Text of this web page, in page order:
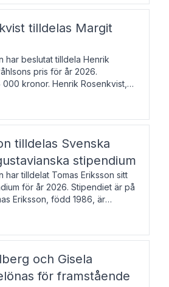
tilldelas Margit
har beslutat tilldela Henrik
pris för år 2026.
kronor. Henrik Rosenkvist,
i nordiska språk vid Göteborgs
2004 på avhan
tilldelas Svenska
stipendium
har tilldelat Tomas Eriksson sitt
för år 2026. Stipendiet är på
Eriksson, född 1986, är
och författare och
Syndabocken.
och Gisela
för framstående